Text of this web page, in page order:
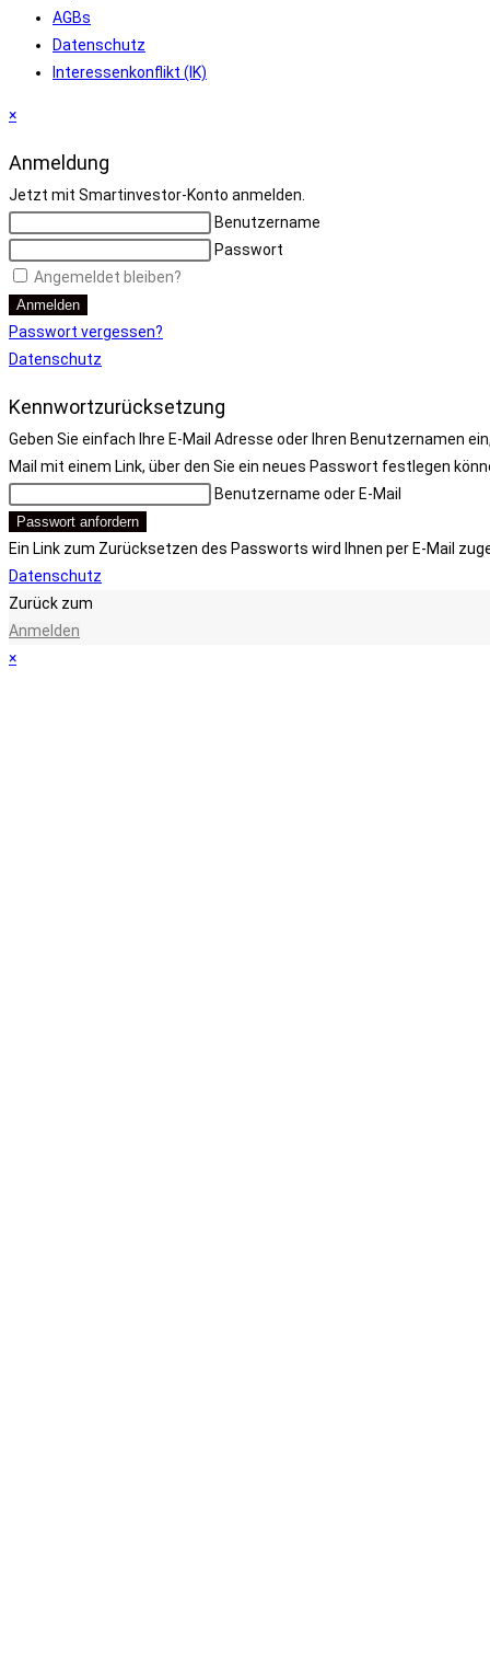
AGBs
Datenschutz
Interessenkonflikt (IK)
×
Anmeldung
Jetzt mit Smartinvestor-Konto anmelden.
Benutzername
Passwort
Angemeldet bleiben?
Anmelden
Passwort vergessen?
Datenschutz
Kennwortzurücksetzung
Geben Sie einfach Ihre E-Mail Adresse oder Ihren Benutzernamen
Mail mit einem Link, über den Sie ein neues Passwort festlegen
Benutzername oder E-Mail
Passwort anfordern
Ein Link zum Zurücksetzen des Passworts wird Ihnen per E-Mail
Datenschutz
Zurück zum
Anmelden
×